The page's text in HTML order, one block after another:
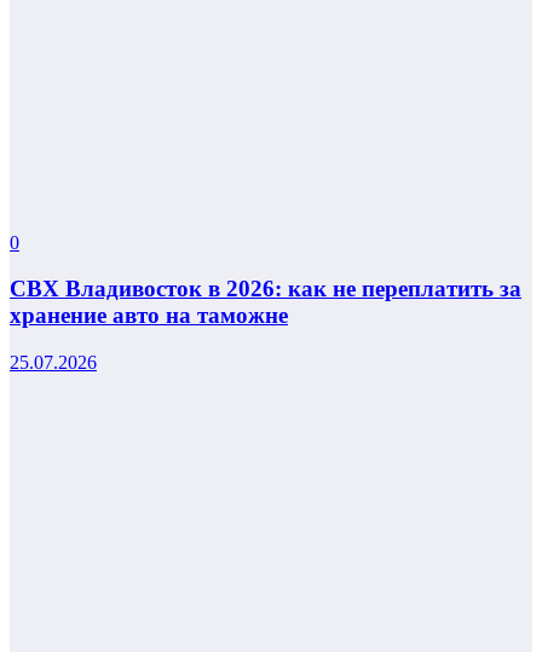
0
СВХ Владивосток в 2026: как не переплатить за
хранение авто на таможне
25.07.2026